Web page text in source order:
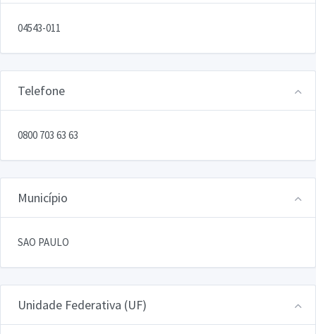
04543-011
Telefone
0800 703 63 63
Município
SAO PAULO
Unidade Federativa (UF)